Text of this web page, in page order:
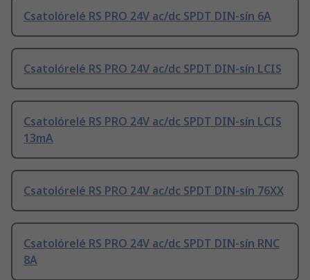
Csatolórelé RS PRO 24V ac/dc SPDT DIN-sín 6A
Csatolórelé RS PRO 24V ac/dc SPDT DIN-sín LCIS
Csatolórelé RS PRO 24V ac/dc SPDT DIN-sín LCIS
13mA
Csatolórelé RS PRO 24V ac/dc SPDT DIN-sín 76XX
Csatolórelé RS PRO 24V ac/dc SPDT DIN-sín RNC
8A